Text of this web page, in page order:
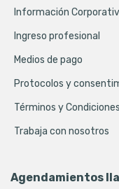
Información
Ingreso profesional
Medios de pago
Protocolos y
Términos y Condiciones
Trabaja con nosotros
Agendamientos